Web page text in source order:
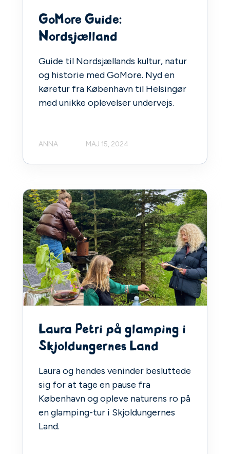
GoMore Guide:
Nordsjælland
Guide til Nordsjællands kultur, natur
og historie med GoMore. Nyd en
køretur fra København til Helsingør
med unikke oplevelser undervejs.
ANNA MAJ 15, 2024
Laura Petri på glamping i
Skjoldungernes Land
Laura og hendes veninder besluttede
sig for at tage en pause fra
København og opleve naturens ro på
en glamping-tur i Skjoldungernes
Land.